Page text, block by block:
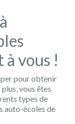
à vous !
pour obtenir
vous êtes
types de
auto-écoles de